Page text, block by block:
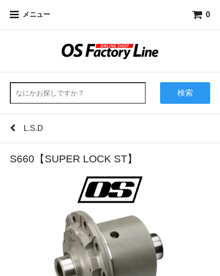
メニュー 0
検索
L.S.D
S660【SUPER LOCK ST】